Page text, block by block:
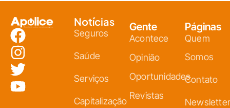
Notícias
Seguros
Saúde
Serviços
Capitalização
Gente
Acontece
Opinião
Oportunidades
Revistas
Páginas
Quem
Somos
Contato
Newsletter